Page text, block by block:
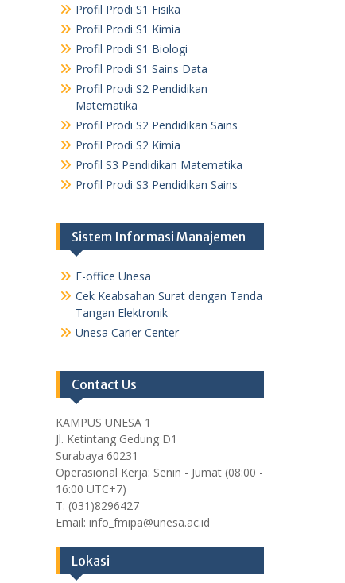
Profil Prodi S1 Fisika
Profil Prodi S1 Kimia
Profil Prodi S1 Biologi
Profil Prodi S1 Sains Data
Profil Prodi S2 Pendidikan
Matematika
Profil Prodi S2 Pendidikan Sains
Profil Prodi S2 Kimia
Profil S3 Pendidikan Matematika
Profil Prodi S3 Pendidikan Sains
Sistem Informasi Manajemen
E-office Unesa
Cek Keabsahan Surat dengan Tanda
Tangan Elektronik
Unesa Carier Center
Contact Us
KAMPUS UNESA 1
Jl. Ketintang Gedung D1
Surabaya 60231
Operasional Kerja: Senin - Jumat (08:00 -
16:00 UTC+7)
T: (031)8296427
Email: info_fmipa@unesa.ac.id
Lokasi